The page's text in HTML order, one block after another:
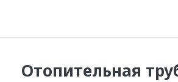
Отопительная